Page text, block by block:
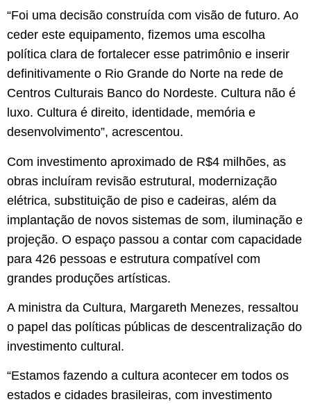
“Foi uma decisão construída com visão de futuro. Ao
ceder este equipamento, fizemos uma escolha
política clara de fortalecer esse patrimônio e inserir
definitivamente o Rio Grande do Norte na rede de
Centros Culturais Banco do Nordeste. Cultura não é
luxo. Cultura é direito, identidade, memória e
desenvolvimento”, acrescentou.
Com investimento aproximado de R$4 milhões, as
obras incluíram revisão estrutural, modernização
elétrica, substituição de piso e cadeiras, além da
implantação de novos sistemas de som, iluminação e
projeção. O espaço passou a contar com capacidade
para 426 pessoas e estrutura compatível com
grandes produções artísticas.
A ministra da Cultura, Margareth Menezes, ressaltou
o papel das políticas públicas de descentralização do
investimento cultural.
“Estamos fazendo a cultura acontecer em todos os
estados e cidades brasileiras, com investimento